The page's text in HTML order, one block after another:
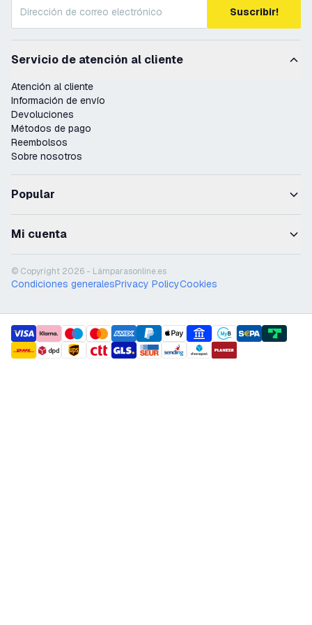
Suscribir!
Servicio de atención al cliente
Atención al cliente
Información de envío
Devoluciones
Métodos de pago
Reembolsos
Sobre nosotros
Popular
Mi cuenta
© Copyright 2026 - Lámparasonline.es
Condiciones generalesPrivacy PolicyCookies
payment methods
shipment methods